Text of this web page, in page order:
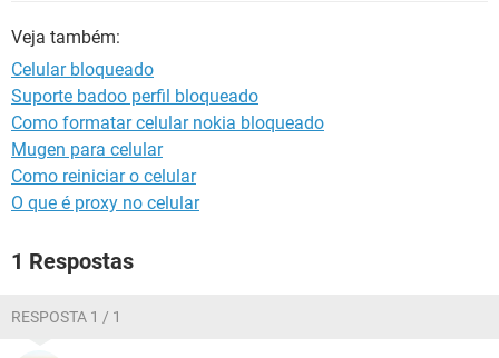
GUIA DE COMPRAS
Veja também:
Celular bloqueado
Suporte badoo perfil bloqueado
Como formatar celular nokia bloqueado
Mugen para celular
Como reiniciar o celular
O que é proxy no celular
1 Respostas
RESPOSTA 1 / 1